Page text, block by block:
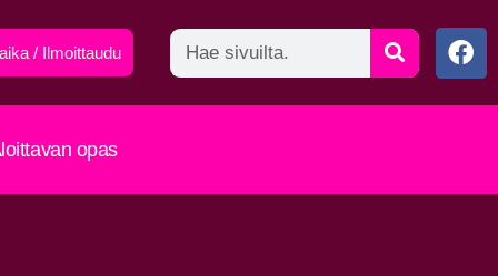
/ Ilmoittaudu
opas